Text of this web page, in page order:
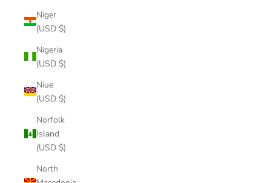
Niger
(USD $)
Nigeria
(USD $)
Niue
(USD $)
Norfolk
Island
(USD $)
North